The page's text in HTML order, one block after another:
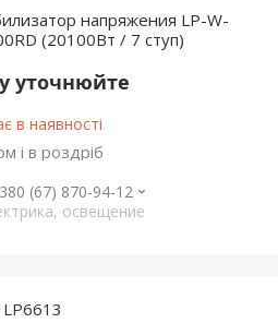
напряжения LP-W-
(20100Вт / 7 ступ)
уточнюйте
в наявності
і в роздріб
(67) 870-94-12
освещение
LP6613